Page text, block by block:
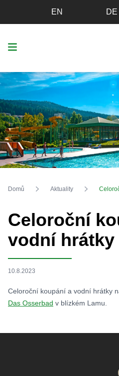
EN DE
Domů Aktuality
Celoroční
vodní hrátky
10.8.2023
Celoroční koupání a vodní hrátky
Das Osserbad v blízkém Lamu.